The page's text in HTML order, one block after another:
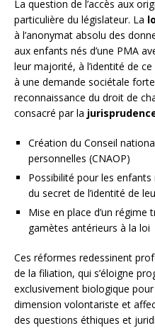
La question de l’accès aux
particulière du législateur. La
à l’anonymat absolu des
aux enfants nés d’une PMA
leur majorité, à l’identité de
à une demande sociétale forte
reconnaissance du droit de
consacré par la
Création du Conseil
personnelles (CNAOP)
Possibilité pour les
du secret de l’identité de
Mise en place d’un
gamètes antérieurs à la loi
Ces réformes redessinent
de la filiation, qui s’éloigne
exclusivement biologique
dimension volontariste et
des questions éthiques et